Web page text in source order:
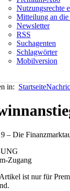
Nutzungsrechte
Mitteilung an die
Newsletter
RSS
Suchagenten
Schlagwörter
Mobilversion
in: Startseite
– Die
Zugang
ist nur für